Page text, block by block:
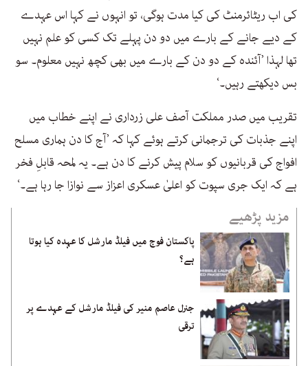
کی اب ریٹائرمنٹ کی کیا مدت ہوگی، تو انہوں نے کہا اس عہدے
کے دیے جانے کے بارے میں دو دن پہلے تک کسی کو علم نہیں
تھا لہذا ’آئندہ کے دو دن کے بارے میں بھی کچھ نہیں معلوم۔ سو
بس دیکھتے رہیں۔‘
تقریب میں صدر مملکت آصف علی زرداری نے اپنے خطاب میں
اپنے جذبات کی ترجمانی کرتے ہوئے کہا کہ ’آج کا دن ہماری مسلح
افواج کی قربانیوں کو سلام پیش کرنے کا دن ہے۔ یہ لمحہ قابلِ فخر
ہے کہ ایک جری سپوت کو اعلیٰ عسکری اعزاز سے نوازا جا رہا ہے۔‘
مزید پڑھیے
پاکستان فوج میں فیلڈ مارشل کا عہدہ کیا ہوتا
ہے؟
جنرل عاصم منیر کی فیلڈ مارشل کے عہدے پر
ترقی